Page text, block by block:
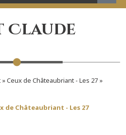
Claude
»Ceux de Châteaubriant - Les 27 »
de Châteaubriant - Les 27